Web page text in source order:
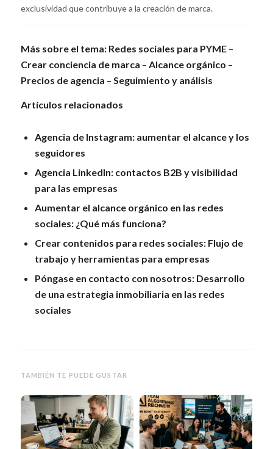
exclusividad que contribuye a la creación de marca.
Más sobre el tema: Redes sociales para PYME–
Crear conciencia de marca – Alcance orgánico –
Precios de agencia – Seguimiento y análisis
Artículos relacionados
Agencia de Instagram: aumentar el alcance y los
seguidores
Agencia LinkedIn: contactos B2B y visibilidad
para las empresas
Aumentar el alcance orgánico en las redes
sociales: ¿Qué más funciona?
Crear contenidos para redes sociales: Flujo de
trabajo y herramientas para empresas
Póngase en contacto con nosotros: Desarrollo
de una estrategia inmobiliaria en las redes
sociales
TAMBIÉN TE PUEDE GUSTAR